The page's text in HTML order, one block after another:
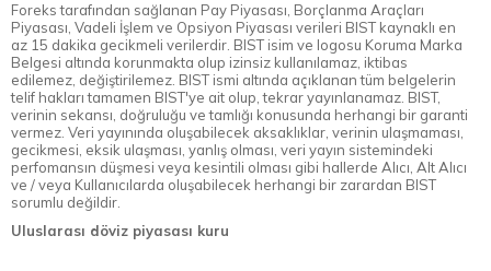
Foreks tarafından sağlanan Pay Piyasası, Borçlanma Araçları
Piyasası, Vadeli İşlem ve Opsiyon Piyasası verileri BIST kaynaklı en
az 15 dakika gecikmeli verilerdir. BIST isim ve logosu Koruma Marka
Belgesi altında korunmakta olup izinsiz kullanılamaz, iktibas
edilemez, değiştirilemez. BIST ismi altında açıklanan tüm belgelerin
telif hakları tamamen BIST'ye ait olup, tekrar yayınlanamaz. BIST,
verinin sekansı, doğruluğu ve tamlığı konusunda herhangi bir garanti
vermez. Veri yayınında oluşabilecek aksaklıklar, verinin ulaşmaması,
gecikmesi, eksik ulaşması, yanlış olması, veri yayın sistemindeki
perfomansın düşmesi veya kesintili olması gibi hallerde Alıcı, Alt Alıcı
ve / veya Kullanıcılarda oluşabilecek herhangi bir zarardan BIST
sorumlu değildir.
Uluslarası döviz piyasası kuru